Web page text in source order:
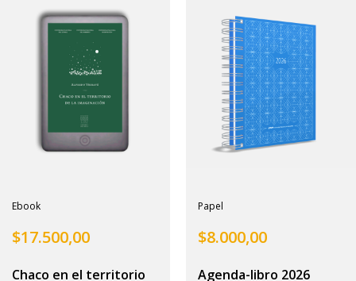
Ebook
$17.500,00
Chaco en el territorio
Papel
$8.000,00
Agenda-libro 2026